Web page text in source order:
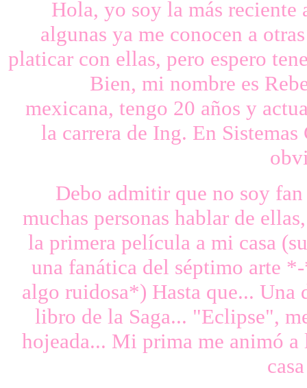
Hola, yo soy la más
algunas ya me conocen a
platicar con ellas, pero espero
Bien, mi nombre es
mexicana, tengo 20 años y
la carrera de Ing. En
Debo admitir que no soy fan
muchas personas hablar de
la primera película a mi casa
una fanática del séptimo arte
algo ruidosa*) Hasta que...
libro de la Saga... "Eclipse",
hojeada... Mi prima me animó a